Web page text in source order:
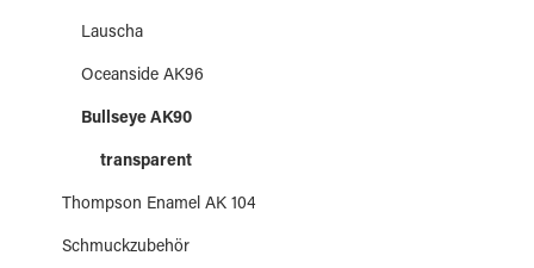
Lauscha
Oceanside AK96
Bullseye AK90
transparent
Thompson Enamel AK 104
Schmuckzubehör